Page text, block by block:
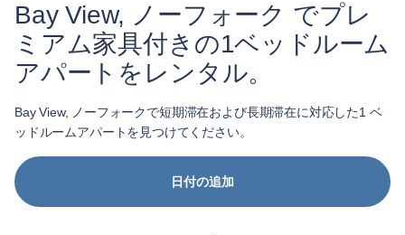
Bay View, ノーフォーク でプレ
ミアム家具付きの1ベッドルーム
アパートをレンタル。
Bay View, ノーフォークで短期滞在および長期滞在に対応した1 ベ
ッドルームアパートを見つけてください。
日付の追加